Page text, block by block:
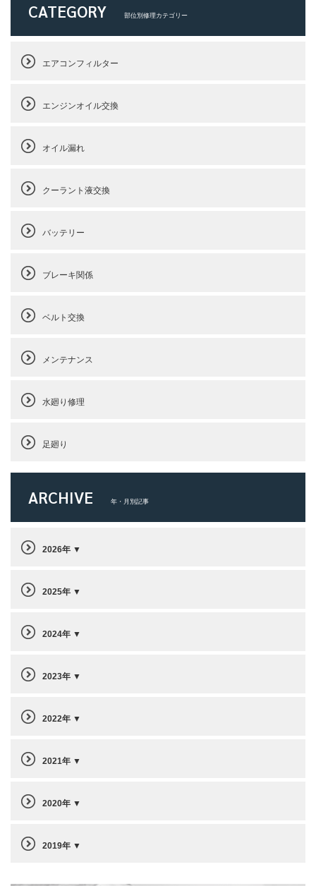
CATEGORY 部位別修理カテゴリー
エアコンフィルター
エンジンオイル交換
オイル漏れ
クーラント液交換
バッテリー
ブレーキ関係
ベルト交換
メンテナンス
水廻り修理
足廻り
ARCHIVE 年・月別記事
2026年
2025年
2024年
2023年
2022年
2021年
2020年
2019年